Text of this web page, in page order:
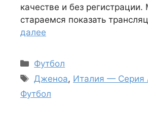
качестве и без
стараемся показать
далее
Рубрики
Футбол
Метки
Дженоа, Италия — Серия
Футбол